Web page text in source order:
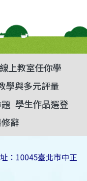
線上教室任你學
學與多元評量
學生作品選登
辭
：10045臺北市中正